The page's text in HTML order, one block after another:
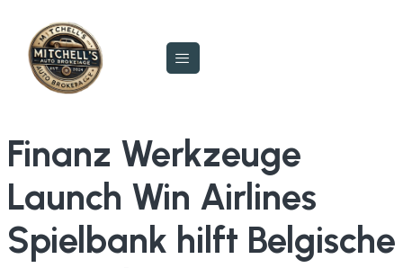
Finanz Werkzeuge
Launch Win Airlines
Spielbank hilft Belgische